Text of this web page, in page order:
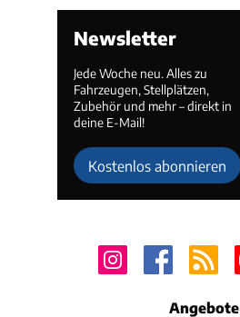
Newsletter
Jede Woche neu. Alles zu
Fahrzeugen, Stellplätzen,
Zubehör und mehr – direkt in
deine E-Mail!
Kostenlos abonnieren
Angebote